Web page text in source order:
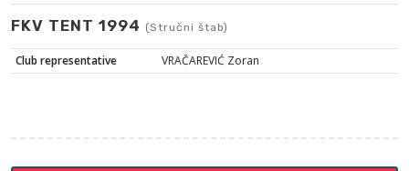
FKV TENT 1994 (Stručni štab)
Club representative VRAČAREVIĆ Zoran